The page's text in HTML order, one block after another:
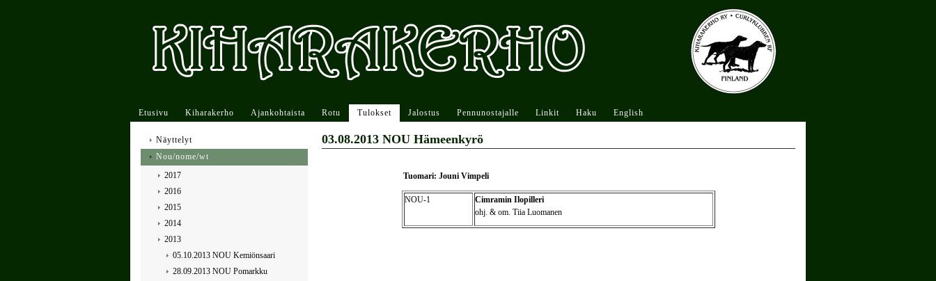
Etusivu Kiharakerho Ajankohtaista Rotu Tulokset Jalostus Pennunostajalle Linkit Haku English
03.08.2013 NOU Hämeenkyrö
Tuomari: Jouni Vimpeli
NOU-1
Cimramin Ilopilleri
ohj. & om. Tiia Luomanen
Näyttelyt
Nou/nome/wt
2017
2016
2015
2014
2013
05.10.2013 NOU Kemiönsaari
28.09.2013 NOU Pomarkku